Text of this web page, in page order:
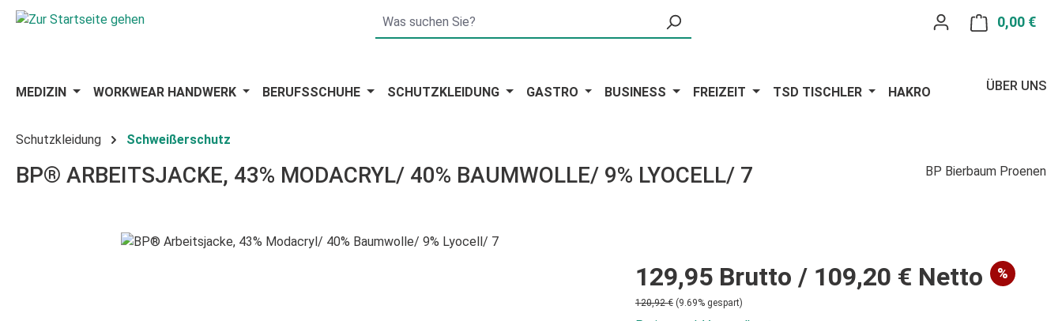
Hauptinhalt springen
Zur Suche springen
Zur Hauptnavigation springen 0,00 €
MEDIZIN WORKWEAR HANDWERK BERUFSSCHUHE SCHUTZKLEIDUNG GASTRO BUSINESS FREIZEIT TSD TISCHLER HAKRO ÜBER UNS
Schutzkleidung Schweißerschutz
BP® ARBEITSJACKE, 43% MODACRYL/ 40% BAUMWOLLE/ 9% LYOCELL/ 7 BP Bierbaum Proenen
Bildergalerie überspringen
129,95 Brutto / 109,20 € Netto %
120,92 € (9.69% gespart)